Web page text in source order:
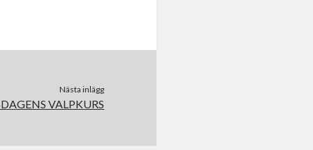
Nästa inlägg
VALPKURS